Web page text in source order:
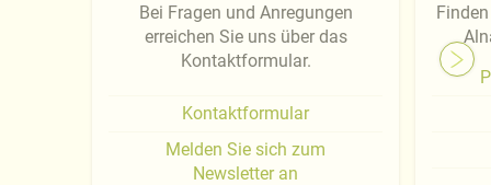
Bei Fragen und Anregungen
erreichen Sie uns über das
Kontaktformular.
Kontaktformular
Melden Sie sich zum
Newsletter an